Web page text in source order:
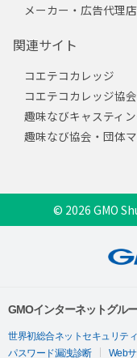
メーカー・広告代理
関連サイト
コエテコカレッジ
コエテコカレッジ協
趣味なびキャスティ
趣味なび協会・団体
© 2026 GMO